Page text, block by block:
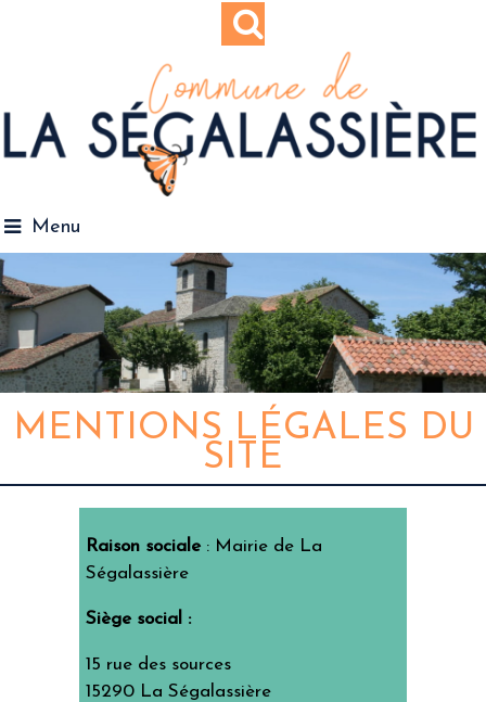
Menu
MENTIONS LÉGALES DU
SITE
Raison sociale: Mairie de La
Ségalassière
Siège social :
15 rue des sources
15290 La Ségalassière